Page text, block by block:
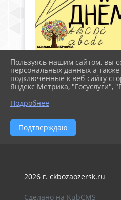
2026 г. ckbozaozersk.ru
Сделано на KubCMS
Пользуясь нашим сайтом, вы
персональных данных а
подключенные к веб-сайту
Яндекс Метрика, "Госуслуги",
Подробнее
Подтверждаю